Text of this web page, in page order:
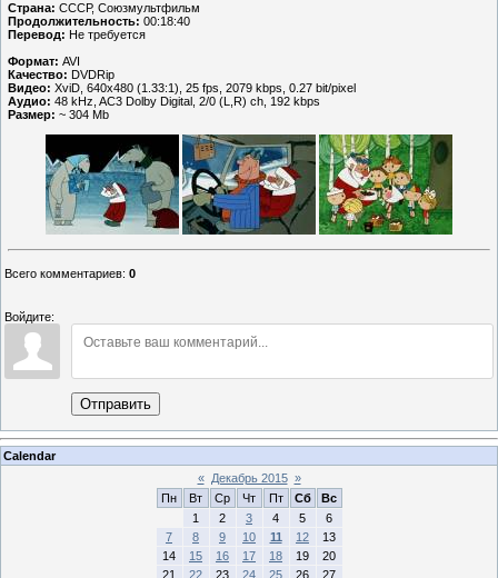
Страна: СССР, Союзмультфильм
Продолжительность: 00:18:40
Перевод: Не требуется
Формат: AVI
Качество: DVDRip
Видео: XviD, 640x480 (1.33:1), 25 fps, 2079 kbps, 0.27 bit/pixel
Аудио: 48 kHz, AC3 Dolby Digital, 2/0 (L,R) ch, 192 kbps
Размер: ~ 304 Мb
Всего комментариев: 0
Войдите:
Отправить
Calendar
«
Декабрь 2015 »
Пн
Вт Ср Чт Пт Сб
Вс
1
2 3 4 5
6
7
8 9 10 11 12
13
14
15 16 17 18 19
20
21
22 23 24 25 26 27